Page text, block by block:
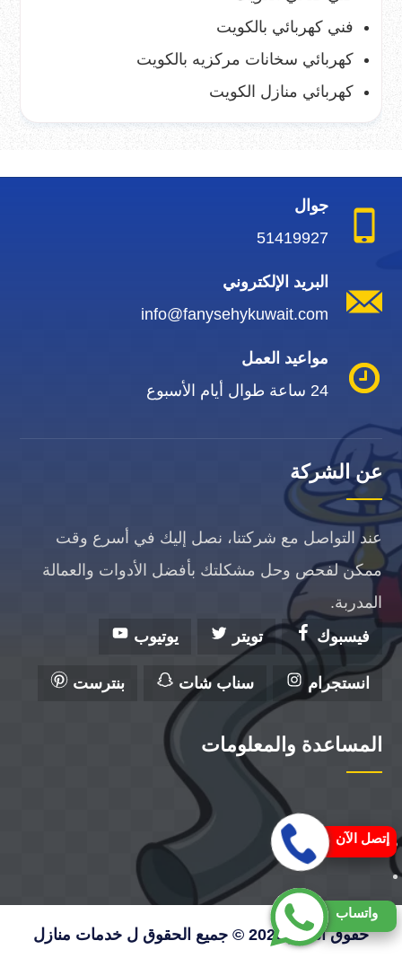
فني كهربائي بالكويت
كهربائي سخانات مركزيه بالكويت
كهربائي منازل الكويت
جوال
51419927
البريد الإلكتروني
info@fanysehykuwait.com
مواعيد العمل
24 ساعة طوال أيام الأسبوع
عن الشركة
عند التواصل مع شركتنا، نصل إليك في أسرع وقت
ممكن لفحص وحل مشكلتك بأفضل الأدوات والعمالة
المدربة.
فيسبوك
تويتر يوتيوب
انستجرام سناب شات بنترست
المساعدة والمعلومات
حقوق النشر 2026 © جميع الحقوق ل خدمات منازل
واتساب
إتصل الآن